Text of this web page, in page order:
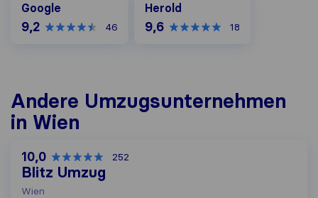
Google
9,2 46
Herold
9,6 18
Andere Umzugs​unternehmen
in Wien
10,0 252
Blitz Umzug
Wien